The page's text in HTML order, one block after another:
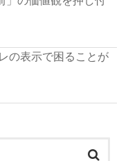
の表示で困ることが